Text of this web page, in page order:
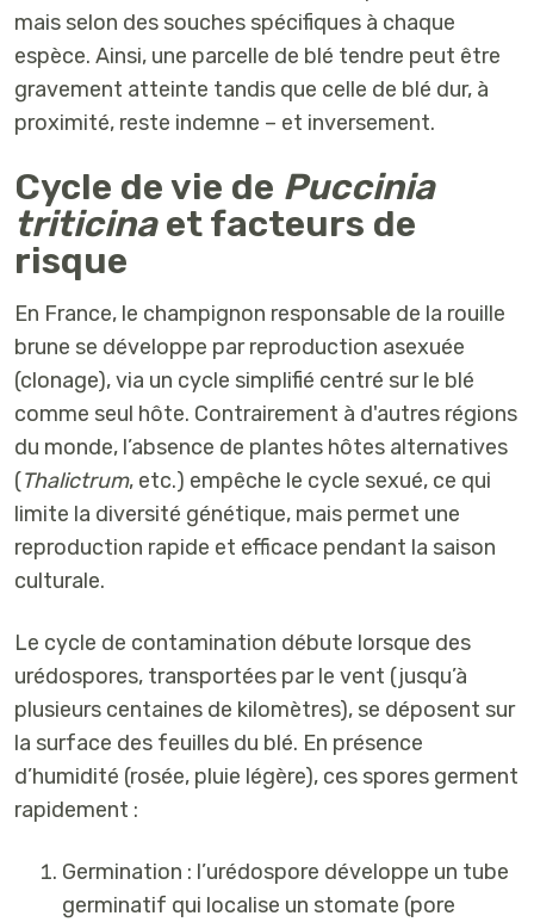
mais selon des souches spécifiques à chaque
espèce. Ainsi, une parcelle de blé tendre peut être
gravement atteinte tandis que celle de blé dur, à
proximité, reste indemne – et inversement.
Cycle de vie de Puccinia
triticinaet facteurs de
risque
En France, le champignon responsable de la rouille
brune se développe par reproduction asexuée
(clonage), via un cycle simplifié centré sur le blé
comme seul hôte. Contrairement à d'autres régions
du monde, l’absence de plantes hôtes alternatives
(Thalictrum, etc.) empêche le cycle sexué, ce qui
limite la diversité génétique, mais permet une
reproduction rapide et efficace pendant la saison
culturale.
Le cycle de contamination débute lorsque des
urédospores, transportées par le vent (jusqu’à
plusieurs centaines de kilomètres), se déposent sur
la surface des feuilles du blé. En présence
d’humidité (rosée, pluie légère), ces spores germent
rapidement :
Germination : l’urédospore développe un tube
germinatif qui localise un stomate (pore